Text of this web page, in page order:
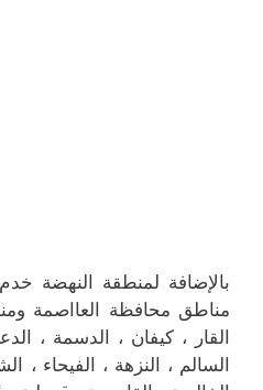
بالإضافة لمنطقة النهضة
مناطق محافظة العااصمة
القار ، كيفان ، الدسمة ،
السالم ، النزهة ، الفيحاء ،